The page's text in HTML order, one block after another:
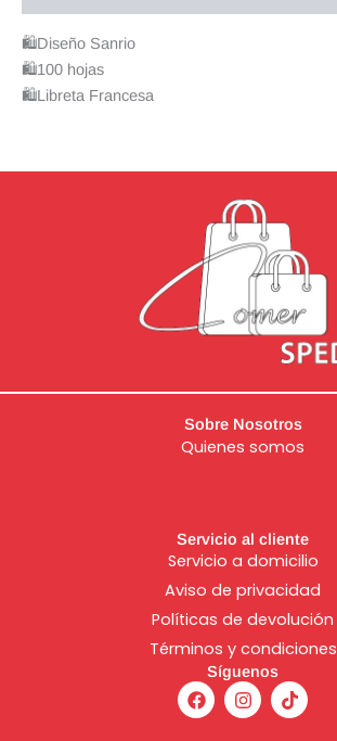
🛍️Diseño Sanrio
🛍️100 hojas
🛍️Libreta Francesa
Sobre Nosotros
Quienes somos
Servicio al cliente
Servicio a domicilio
Aviso de privacidad
Políticas de devolución
Términos y condiciones
Síguenos
F
a
c
I
n
s
T
i
k